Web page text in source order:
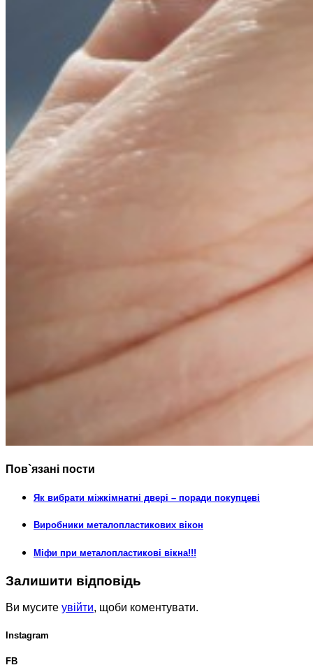
Пов`язані пости
Як вибрати міжкімнатні двері – поради покупцеві
Виробники металопластикових вікон
Міфи при металопластикові вікна!!!
Залишити відповідь
Ви мусите увійти, щоби коментувати.
Instagram
FB